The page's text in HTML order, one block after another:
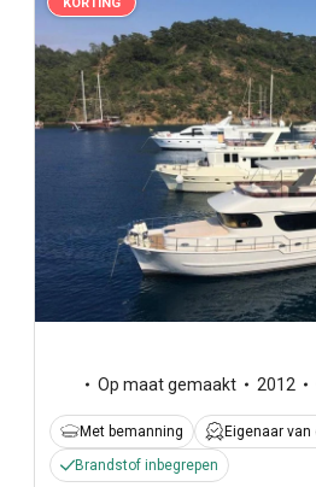
Op maat gemaakt 2012
Met bemanning
Eigenaar van
Brandstof inbegrepen